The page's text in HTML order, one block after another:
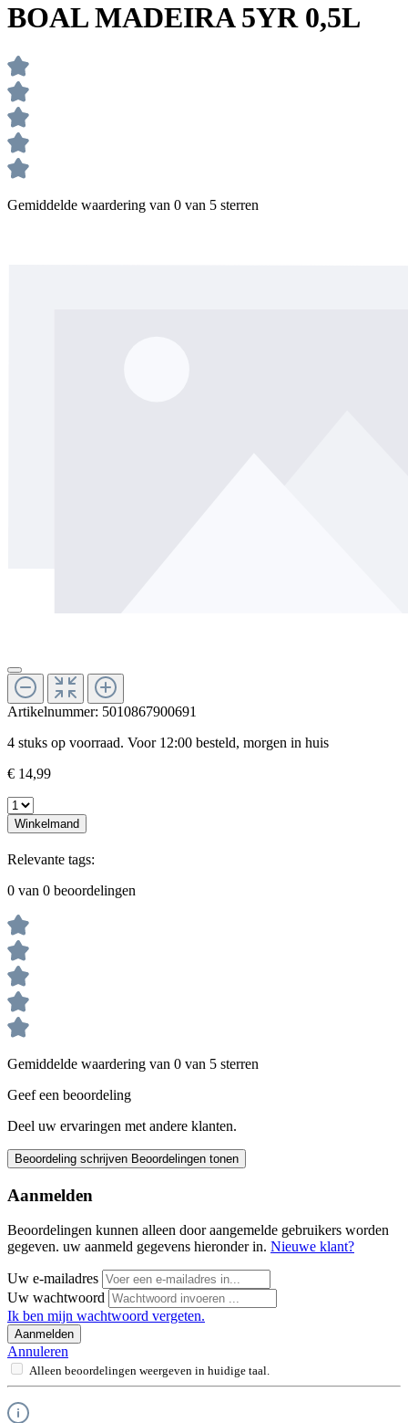
BOAL MADEIRA 5YR 0,5L
Gemiddelde waardering van 0 van 5 sterren
Artikelnummer: 5010867900691
4 stuks op voorraad. Voor 12:00 besteld, morgen in huis
€ 14,99
Winkelmand
Relevante tags:
0 van 0 beoordelingen
Gemiddelde waardering van 0 van 5 sterren
Geef een beoordeling
Deel uw ervaringen met andere klanten.
Beoordeling schrijven Beoordelingen tonen
Aanmelden
Beoordelingen kunnen alleen door aangemelde gebruikers worden
gegeven. uw aanmeld gegevens hieronder in. Nieuwe klant?
Uw e-mailadres
Uw wachtwoord
Ik ben mijn wachtwoord vergeten.
Aanmelden
Annuleren
Alleen beoordelingen weergeven in huidige taal.